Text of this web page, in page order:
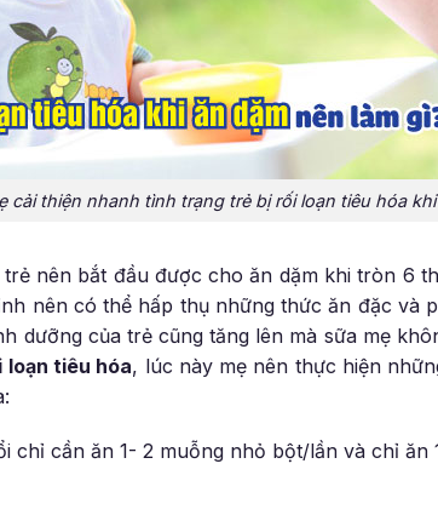
cải thiện nhanh tình trạng trẻ bị rối loạn tiêu hóa
nên bắt đầu được cho ăn dặm khi tròn 6
nên có thể hấp thụ những thức ăn đặc và
dưỡng của trẻ cũng tăng lên mà sữa mẹ
loạn tiêu hóa, lúc này mẹ nên thực hiện
chỉ cần ăn 1- 2 muỗng nhỏ bột/lần và chỉ ăn